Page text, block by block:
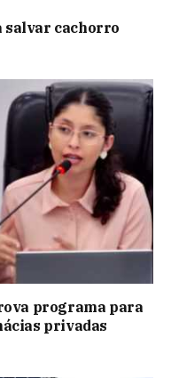
salvar cachorro
programa para
privadas